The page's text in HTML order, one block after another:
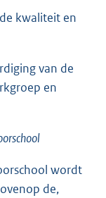
kwaliteit en
van de
en
wordt
de,